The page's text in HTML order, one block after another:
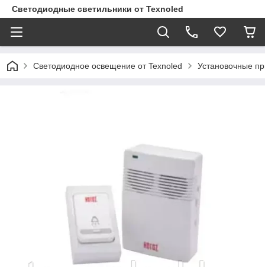
Светодиодные светильники от Texnoled
Светодиодное освещение от Texnoled Установочные